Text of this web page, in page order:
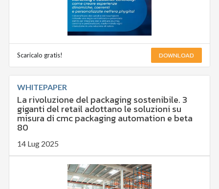
Scaricalo gratis! DOWNLOAD
WHITEPAPER
La rivoluzione del packaging sostenibile. 3
giganti del retail adottano le soluzioni su
misura di cmc packaging automation e beta
80
14 Lug 2025